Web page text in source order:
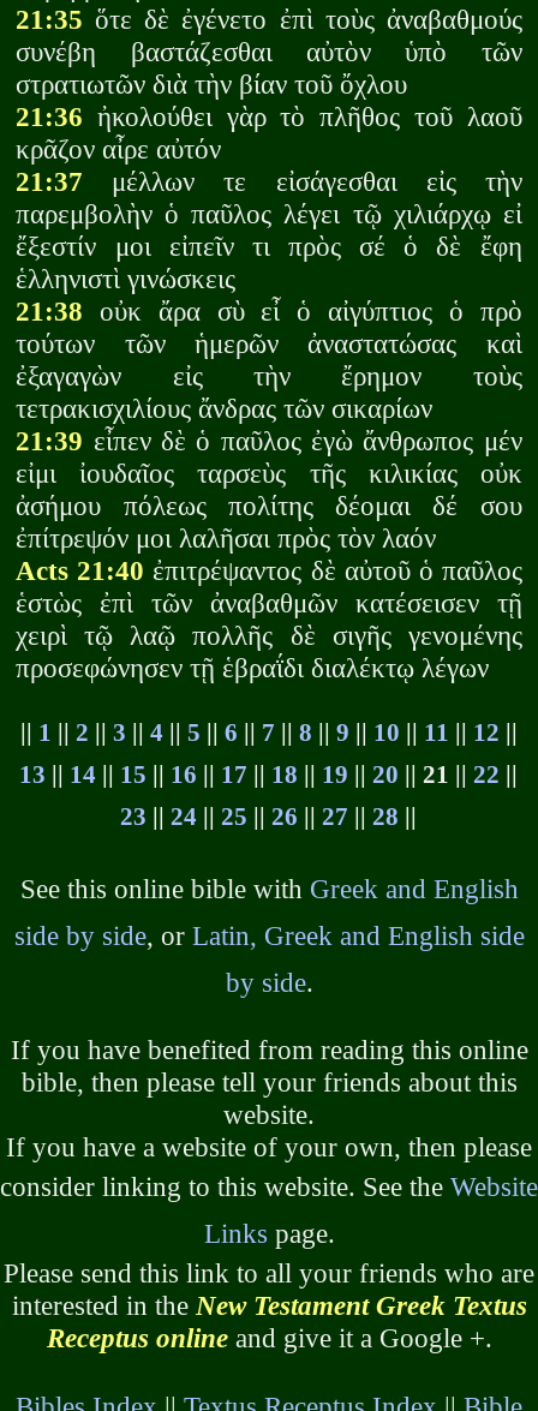
21:35 ὅτε δὲ ἐγένετο ἐπὶ τοὺς ἀναβαθμούς
συνέβη βαστάζεσθαι αὐτὸν ὑπὸ τῶν
στρατιωτῶν διὰ τὴν βίαν τοῦ ὄχλου
21:36 ἠκολούθει γὰρ τὸ πλῆθος τοῦ λαοῦ
κρᾶζον αἶρε αὐτόν
21:37 μέλλων τε εἰσάγεσθαι εἰς τὴν
παρεμβολὴν ὁ παῦλος λέγει τῷ χιλιάρχῳ εἰ
ἔξεστίν μοι εἰπεῖν τι πρὸς σέ ὁ δὲ ἔφη
ἑλληνιστὶ γινώσκεις
21:38 οὐκ ἄρα σὺ εἶ ὁ αἰγύπτιος ὁ πρὸ
τούτων τῶν ἡμερῶν ἀναστατώσας καὶ
ἐξαγαγὼν εἰς τὴν ἔρημον τοὺς
τετρακισχιλίους ἄνδρας τῶν σικαρίων
21:39 εἶπεν δὲ ὁ παῦλος ἐγὼ ἄνθρωπος μέν
εἰμι ἰουδαῖος ταρσεὺς τῆς κιλικίας οὐκ
ἀσήμου πόλεως πολίτης δέομαι δέ σου
ἐπίτρεψόν μοι λαλῆσαι πρὸς τὸν λαόν
Acts 21:40 ἐπιτρέψαντος δὲ αὐτοῦ ὁ παῦλος
ἑστὼς ἐπὶ τῶν ἀναβαθμῶν κατέσεισεν τῇ
χειρὶ τῷ λαῷ πολλῆς δὲ σιγῆς γενομένης
προσεφώνησεν τῇ ἑβραΐδι διαλέκτῳ λέγων
1 2 3 4|| 5 6 7 8 9 10 11 12
13
14 15 16 17 18 19 ||20 || 21 ||22
23 ||24 ||25 ||26 ||27 ||28
See this online bible with Greek and English
side by side, or Latin, Greek and English side
by side.
If you have benefited from reading this online
bible, then please tell your friends about this
website.
If you have a website of your own, then please
consider linking to this website. See the Website
Links page.
Please send this link to all your friends who are
interested in theNew Testament Greek Textus
Receptus onlineand give it a Google +.